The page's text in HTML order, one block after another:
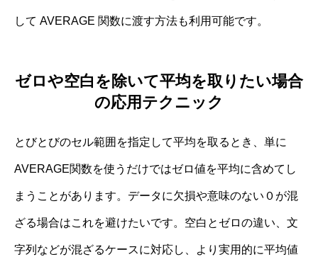
して AVERAGE 関数に渡す方法も利用可能です。
ゼロや空白を除いて平均を取りたい場合
の応用テクニック
とびとびのセル範囲を指定して平均を取るとき、単に
AVERAGE関数を使うだけではゼロ値を平均に含めてし
まうことがあります。データに欠損や意味のない０が混
ざる場合はこれを避けたいです。空白とゼロの違い、文
字列などが混ざるケースに対応し、より実用的に平均値